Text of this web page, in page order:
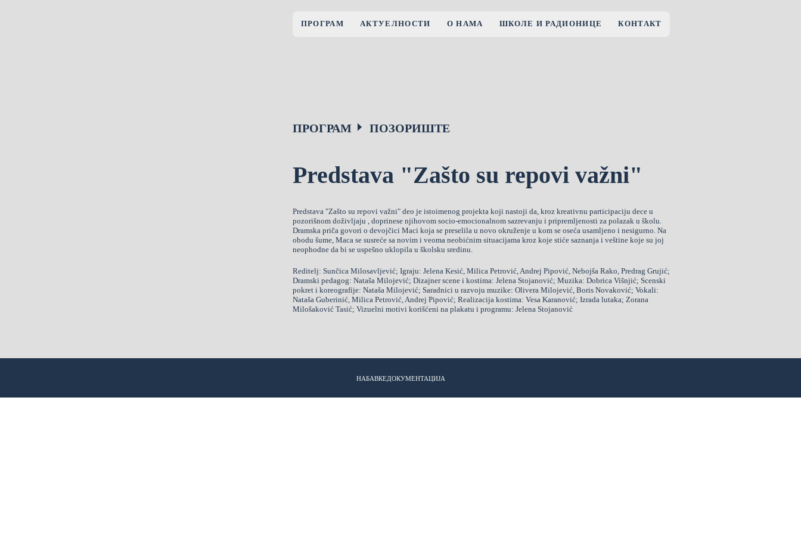
ПРОГРАМ АКТУЕЛНОСТИ О НАМА ШКОЛЕ И РАДИОНИЦЕ КОНТАКТ
ПРОГРАМ ПОЗОРИШТЕ
Predstava "Zašto su repovi važni"
Predstava "Zašto su repovi važni" deo je istoimenog projekta koji nastoji da, kroz kreativnu participaciju dece u
pozorišnom doživljaju , doprinese njihovom socio-emocionalnom sazrevanju i pripremljenosti za polazak u školu.
Dramska priča govori o devojčici Maci koja se preselila u novo okruženje u kom se oseća usamljeno i nesigurno. Na
obodu šume, Maca se susreće sa novim i veoma neobićnim situacijama kroz koje stiće saznanja i veštine koje su joj
neophodne da bi se uspešno uklopila u školsku sredinu.
Reditelj: Sunčica Milosavljević; Igraju: Jelena Kesić, Milica Petrović, Andrej Pipović, Nebojša Rako, Predrag Grujić;
Dramski pedagog: Nataša Milojević; Dizajner scene i kostima: Jelena Stojanović; Muzika: Dobrica Višnjić; Scenski
pokret i koreografije: Nataša Milojević; Saradnici u razvoju muzike: Olivera Milojević, Boris Novaković; Vokali:
Nataša Guberinić, Milica Petrović, Andrej Pipović; Realizacija kostima: Vesa Karanović; Izrada lutaka; Zorana
Milošaković Tasić; Vizuelni motivi korišćeni na plakatu i programu: Jelena Stojanović
НАБАВКЕДОКУМЕНТАЦИЈА